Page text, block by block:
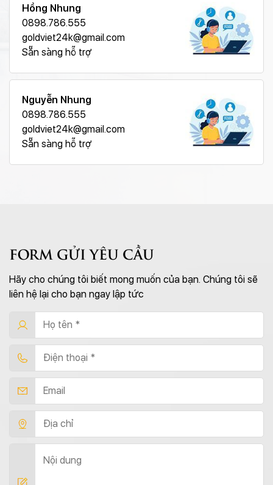
Hồng Nhung
0898.786.555
goldviet24k@gmail.com
Sẵn sàng hỗ trợ
Nguyễn Nhung
0898.786.555
goldviet24k@gmail.com
Sẵn sàng hỗ trợ
FORM GỬI YÊU CẦU
Hãy cho chúng tôi biết mong muốn của bạn. Chúng tôi sẽ
liên hệ lại cho bạn ngay lập tức